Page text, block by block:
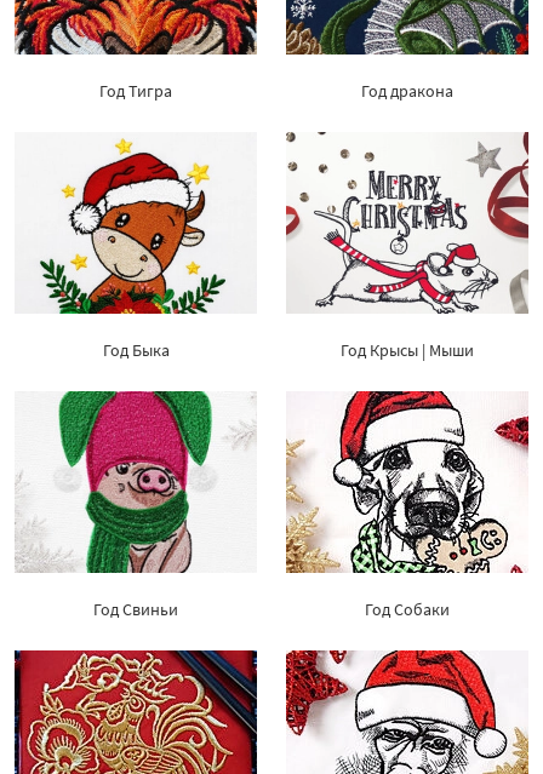
Год Тигра Год дракона
Год Быка Год Крысы | Мыши
Год Свиньи Год Собаки